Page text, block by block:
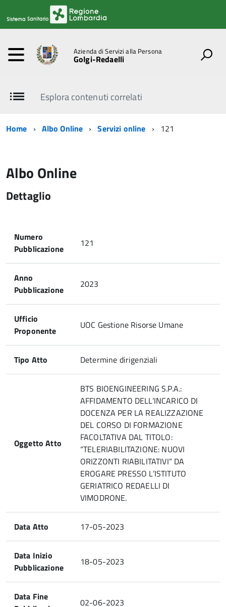
Azienda di Servizi alla Persona
Golgi-Redaelli
Esplora contenuti correlati
Home Albo Online Servizi online 121
Albo Online
Dettaglio
Numero
Pubblicazione
121
Anno
Pubblicazione
2023
Ufficio
Proponente
UOC Gestione Risorse Umane
Tipo Atto Determine dirigenziali
Oggetto Atto
BTS BIOENGINEERING S.P.A.:
AFFIDAMENTO DELL’INCARICO DI
DOCENZA PER LA REALIZZAZIONE
DEL CORSO DI FORMAZIONE
FACOLTATIVA DAL TITOLO:
“TELERIABILITAZIONE: NUOVI
ORIZZONTI RIABILITATIVI” DA
EROGARE PRESSO L’ISTITUTO
GERIATRICO REDAELLI DI
VIMODRONE.
Data Atto 17-05-2023
Data Inizio
Pubblicazione
18-05-2023
Data Fine
02-06-2023